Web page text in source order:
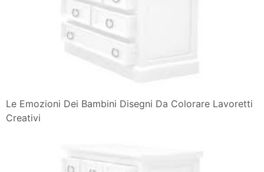
Le Emozioni Dei Bambini Disegni Da Colorare Lavoretti
Creativi